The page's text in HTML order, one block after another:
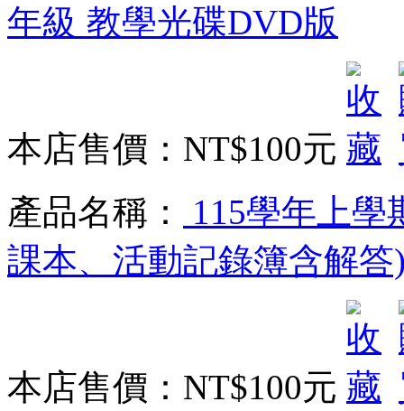
年級 教學光碟DVD版
本店售價： NT$100元
產品名稱：
115學年上學
課本、活動記錄簿含解
本店售價： NT$100元